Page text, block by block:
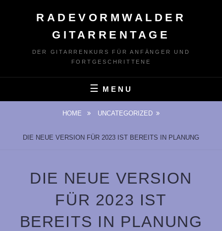
RADEVORMWALDER
GITARRENTAGE
DER GITARRENKURS FÜR ANFÄNGER UND
FORTGESCHRITTENE
MENU
HOME UNCATEGORIZED
DIE NEUE VERSION FÜR 2023 IST BEREITS IN PLANUNG
DIE NEUE VERSION
FÜR 2023 IST
BEREITS IN PLANUNG